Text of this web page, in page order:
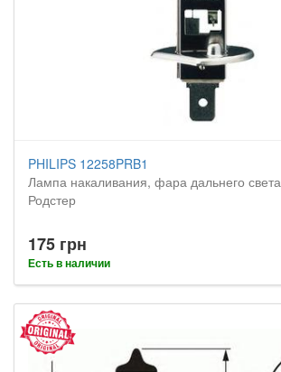
PHILIPS 12258PRB1
Лампа накаливания, фара дальнего
Родстер
175 грн
Есть в наличии